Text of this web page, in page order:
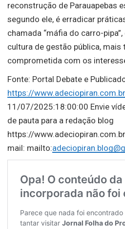
reconstrução de Parauapebas
segundo ele, é erradicar
chamada “máfia do carro-
cultura de gestão pública, mais
comprometida com os
Fonte: Portal Debate e
https://www.adeciopiran.com.br
11/07/2025:18:00:00 Envie
de pauta para a redação blog
https://
mail: mailto: